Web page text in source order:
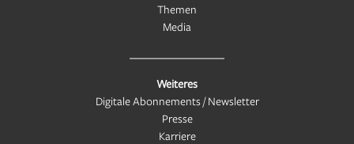
Themen
Media
Weiteres
Digitale Abonnements / Newsletter
Presse
Karriere